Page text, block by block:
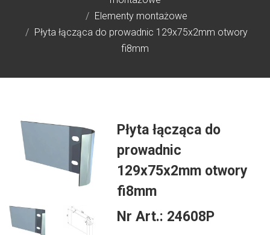
Elementy montażowe
Płyta łącząca do prowadnic 129x75x2mm otwory
fi8mm
Płyta łącząca do
prowadnic
129x75x2mm otwory
fi8mm
Nr Art.: 24608P